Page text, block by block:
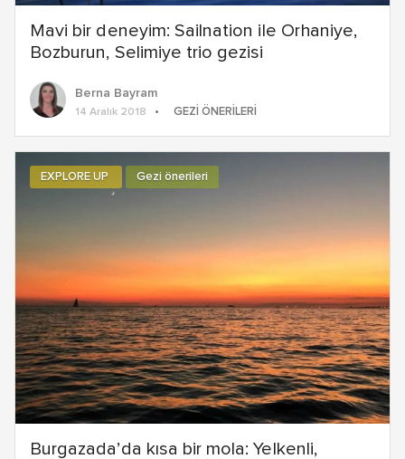
Mavi bir deneyim: Sailnation ile Orhaniye,
Bozburun, Selimiye trio gezisi
Berna Bayram
14 Aralık 2018 GEZI ÖNERILERI
Burgazada’da kısa bir mola: Yelkenli,
EXPLORE UP Gezi önerileri